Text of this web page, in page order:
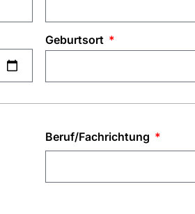
Geburtsort
Beruf/Fachrichtung